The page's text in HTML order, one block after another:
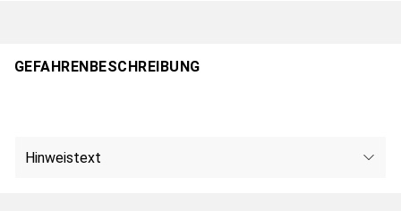
GEFAHRENBESCHREIBUNG
Hinweistext